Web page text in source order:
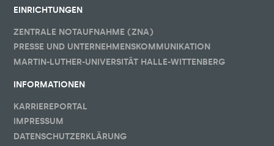
EINRICHTUNGEN
ZENTRALE NOTAUFNAHME (ZNA)
PRESSE UND UNTERNEHMENSKOMMUNIKATION
MARTIN-LUTHER-UNIVERSITÄT HALLE-WITTENBERG
INFORMATIONEN
KARRIEREPORTAL
IMPRESSUM
DATENSCHUTZERKLÄRUNG